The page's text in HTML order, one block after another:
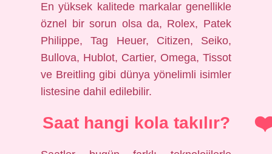
En yüksek kalitede markalar genellikle
öznel bir sorun olsa da, Rolex, Patek
Philippe, Tag Heuer, Citizen, Seiko,
Bullova, Hublot, Cartier, Omega, Tissot
ve Breitling gibi dünya yönelimli isimler
listesine dahil edilebilir.
Saat hangi kola takılır?